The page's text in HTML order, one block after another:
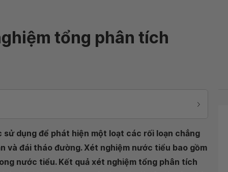
tổng phân tích
dụng để phát hiện một loạt các rối loạn chẳng
và đái tháo đường. Xét nghiệm nước tiểu bao gồm
nước tiểu. Kết quả xét nghiệm tổng phân tích